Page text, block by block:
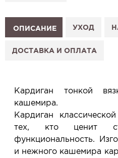
1. Выберите изделие на
2. Нажмите «Заказать
3. Заполните форму и
Услуга бесплатная и ни к
примеряете в салоне и
покупать или нет.
Планируйте визит в
резерв действует 5 дней.
ОПИСАНИЕ УХОД
ДОСТАВКА И ОПЛАТА
Кардиган тонкой
кашемира.
Кардиган
тех, кто ценит
функциональность.
и нежного кашемира